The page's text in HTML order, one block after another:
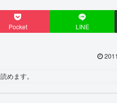
Pocket LINE
めます。